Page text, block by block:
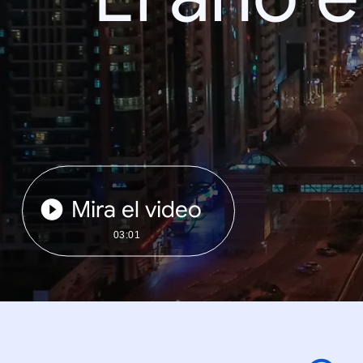
Mira el video
03:01